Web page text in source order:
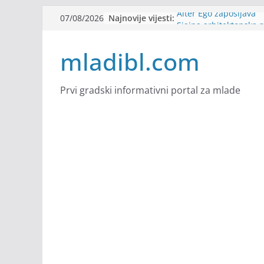
07/08/2026 Najnovije vijesti: Alter Ego zapošljava
Veranda zapošljava
mladibl.com
Prvi gradski informativni portal za mlade